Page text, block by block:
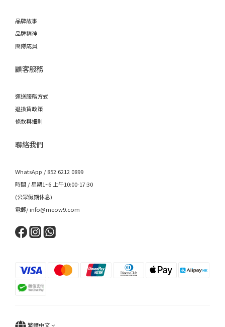
品牌故事
品牌精神
團隊成員
顧客服務
運送服務方式
退換貨政策
條款與細則
聯絡我們
WhatsApp / 852 6212 0899
時間 / 星期1~6 上午10:00-17:30
(公眾假期休息)
電郵/ info@meow9.com
繁體中文